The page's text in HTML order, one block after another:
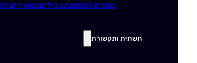
מסכים למחשבים ניידיםמאווררים
תשתית ותקשורת